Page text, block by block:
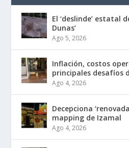
El ‘deslinde’ estatal
Dunas’
Ago 5, 2026
Inflación, costos
principales desafíos
Ago 4, 2026
Decepciona
mapping de Izamal
Ago 4, 2026